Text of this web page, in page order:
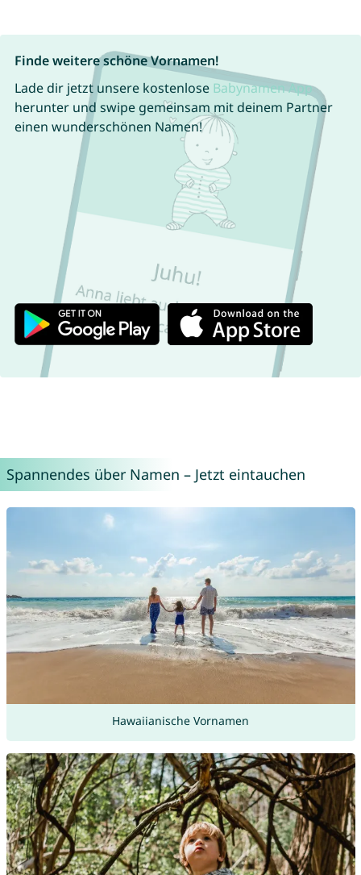
Finde weitere schöne Vornamen!
Lade dir jetzt unsere kostenlose Babynamen App
herunter und swipe gemeinsam mit deinem Partner
einen wunderschönen Namen!
Spannendes über Namen – Jetzt eintauchen
Hawaiianische Vornamen